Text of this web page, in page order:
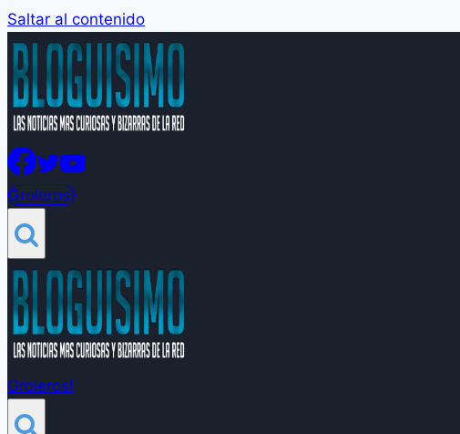
Saltar al contenido
Groleros!
Groleros!